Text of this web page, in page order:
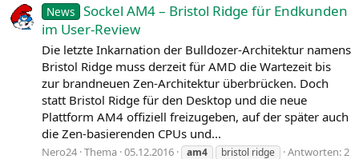
News Sockel AM4 – Bristol Ridge für Endkunden
im User-Review
Die letzte Inkarnation der Bulldozer-Architektur namens
Bristol Ridge muss derzeit für AMD die Wartezeit bis
zur brandneuen Zen-Architektur überbrücken. Doch
statt Bristol Ridge für den Desktop und die neue
Plattform AM4 offiziell freizugeben, auf der später auch
die Zen-basierenden CPUs und...
Nero24 Thema 05.12.2016 am4 bristol ridge
Antworten: 2